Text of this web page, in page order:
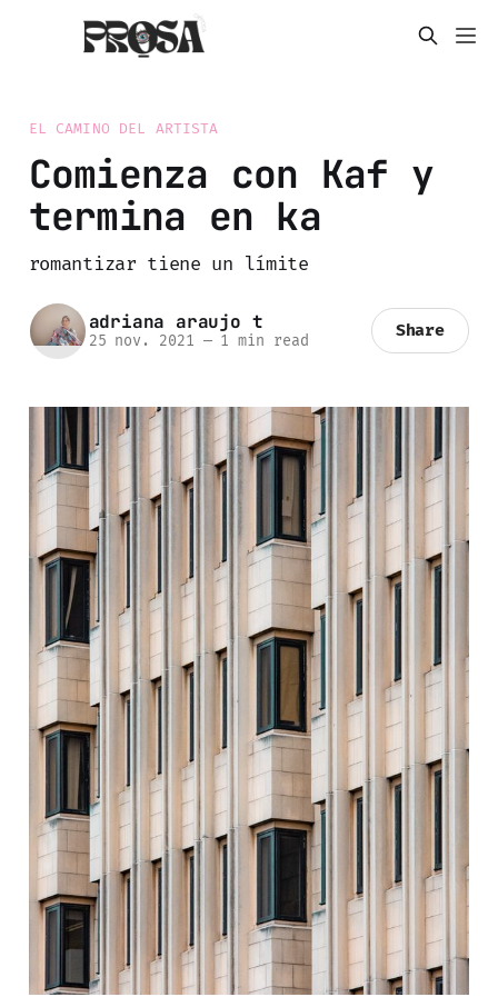
EL CAMINO DEL ARTISTA
Comienza con Kaf y
termina en ka
romantizar tiene un límite
adriana araujo t
25 nov. 2021 —1 min read
Share